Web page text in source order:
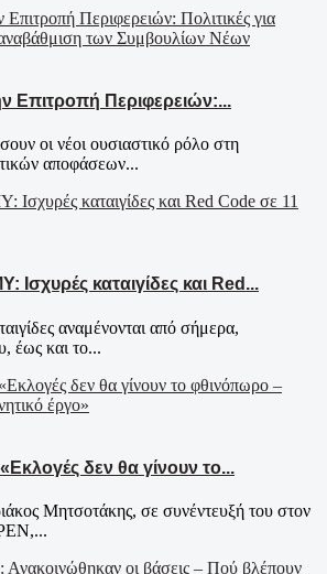
Επιτροπή Περιφερειών:...
οι νέοι ουσιαστικό ρόλο στη
αποφάσεων...
Ισχυρές καταιγίδες και Red...
αναμένονται από σήμερα,
έως και το...
δεν θα γίνουν το...
Μητσοτάκης, σε συνέντευξή του στον